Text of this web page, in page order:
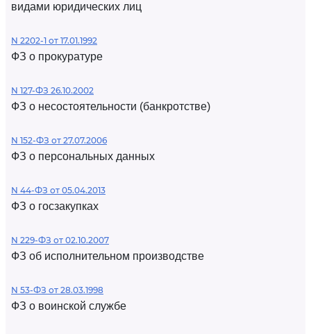
видами юридических лиц
N 2202-1 от 17.01.1992
ФЗ о прокуратуре
N 127-ФЗ 26.10.2002
ФЗ о несостоятельности (банкротстве)
N 152-ФЗ от 27.07.2006
ФЗ о персональных данных
N 44-ФЗ от 05.04.2013
ФЗ о госзакупках
N 229-ФЗ от 02.10.2007
ФЗ об исполнительном производстве
N 53-ФЗ от 28.03.1998
ФЗ о воинской службе